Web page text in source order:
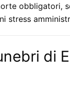
obbligatori,
stress
di